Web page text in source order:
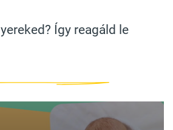
Így reagáld le